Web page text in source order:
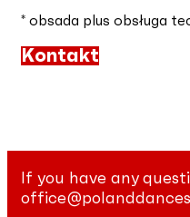
* obsada plus obsługa
Kontakt
If you have any